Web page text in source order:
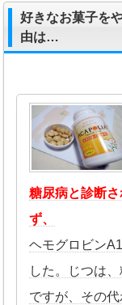
好きなお菓子を
由は…
糖尿病と診断
ず、
ヘモグロビン
した。じつは
ですが、その